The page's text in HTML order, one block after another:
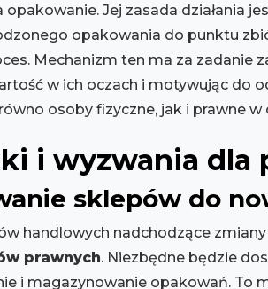
opakowanie. Jej zasada działania
opakowania do punktu
Mechanizm ten ma za
w ich oczach i motywując do
osoby fizyczne, jak i prawne
i wyzwania
sklepów do
handlowych nadchodzące
prawnych. Niezbędne będzie
i magazynowanie opakowań. To